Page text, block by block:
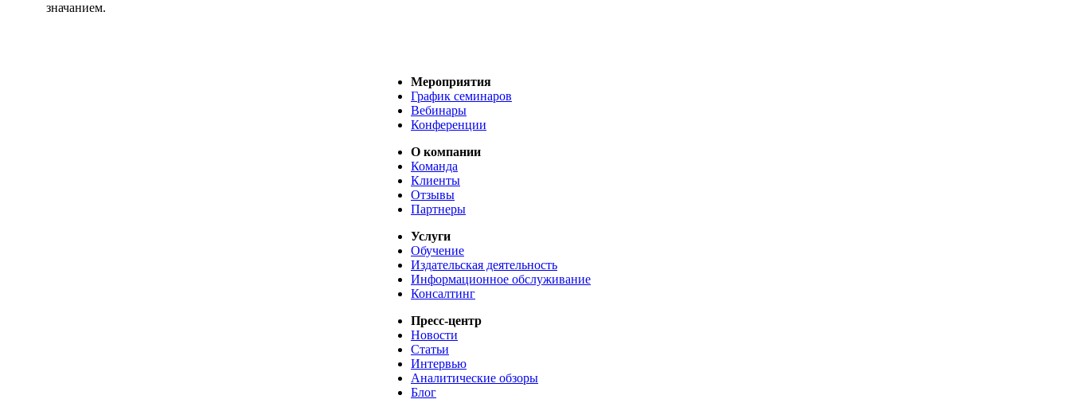
значанием.
Мероприятия
График семинаров
Вебинары
Конференции
О компании
Команда
Клиенты
Отзывы
Партнеры
Услуги
Обучение
Издательская деятельность
Информационное обслуживание
Консалтинг
Пресс-центр
Новости
Статьи
Интервью
Аналитические обзоры
Блог